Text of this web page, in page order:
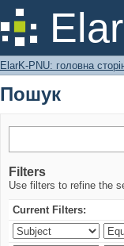
Пошук
ElarK-PNU: головна
Пошук
Filters
Use filters to refine the
Current Filters: